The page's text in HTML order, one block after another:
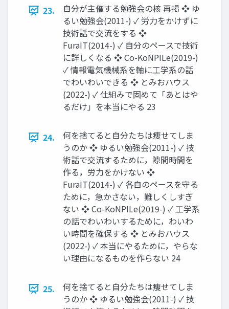
23.
自分が主催する勉強会の核 再掲 ❖ ゆ
るい勉強会(2011-) ✓ 労力をかけずに
技術話で交流をする ❖
FuraIT(2014-) ✓ 自分のペースで技術
に詳しくなる ❖ Co-KoNPILe(2019-)
✓ 情報電気機械系を軸に工学系の話
でわいわいできる ❖ とみおハウス
(2022-) ✓ 仕組みで固めて「あとはや
るだけ」を本当にやる 23
24.
何を捨てると自分たちは痩せてしま
うのか ❖ ゆるい勉強会(2011-) ✓ 技
術話で交流するために，隙間時間を
作る，労力をかけない ❖
FuraIT(2014-) ✓ 各自のペースを守る
ために，急かさない，難しくしすぎ
ない ❖ Co-KoNPILe(2019-) ✓ 工学系
の話でわいわいするために，わいわ
い時間を確保する ❖ とみおハウス
(2022-) ✓ 本当にやるために，やらな
い理由になるものを作らない 24
25.
何を捨てると自分たちは痩せてしま
うのか ❖ ゆるい勉強会(2011-) ✓ 技